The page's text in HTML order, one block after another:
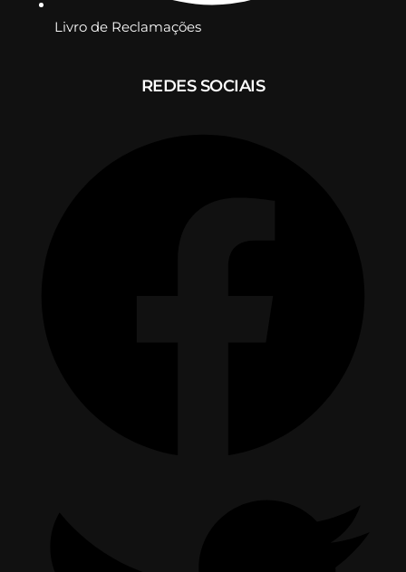
Livro de Reclamações
REDES SOCIAIS